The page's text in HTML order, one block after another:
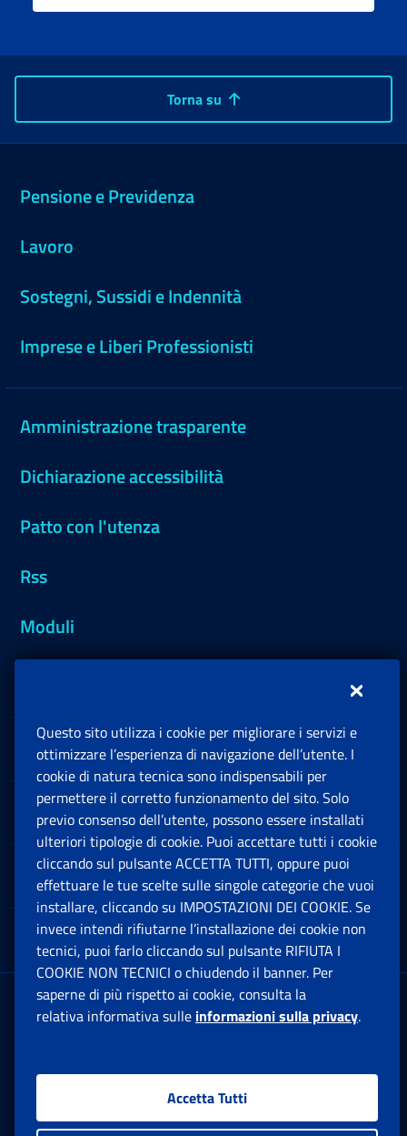
Torna su
Pensione e Previdenza
Lavoro
Sostegni, Sussidi e Indennità
Imprese e Liberi Professionisti
Amministrazione trasparente
Dichiarazione accessibilità
Patto con l'utenza
Rss
Moduli
Sedi e Contatti
Software
Note Legali
App mobile
Sede Legale : Via Ciro il Grande, 21
00144 Roma
Questo sito utilizza i cookie per migliorare i servizi e
ottimizzare l’esperienza di navigazione dell’utente. I
cookie di natura tecnica sono indispensabili per
permettere il corretto funzionamento del sito. Solo
previo consenso dell’utente, possono essere installati
ulteriori tipologie di cookie. Puoi accettare tutti i cookie
cliccando sul pulsante ACCETTA TUTTI, oppure puoi
effettuare le tue scelte sulle singole categorie che vuoi
installare, cliccando su IMPOSTAZIONI DEI COOKIE. Se
invece intendi rifiutarne l’installazione dei cookie non
tecnici, puoi farlo cliccando sul pulsante RIFIUTA I
COOKIE NON TECNICI o chiudendo il banner. Per
saperne di più rispetto ai cookie, consulta la
relativa informativa sulle informazioni sulla privacy.
Accetta Tutti